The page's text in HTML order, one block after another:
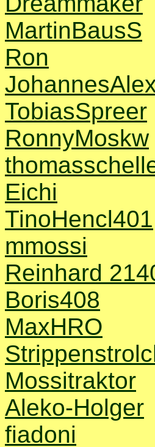
MartinBausS
Ron
TobiasSpreer
RonnyMoskw
Eichi
TinoHencl401
mmossi
Reinhard
Boris408
MaxHRO
Mossitraktor
Aleko-Holger
fiadoni